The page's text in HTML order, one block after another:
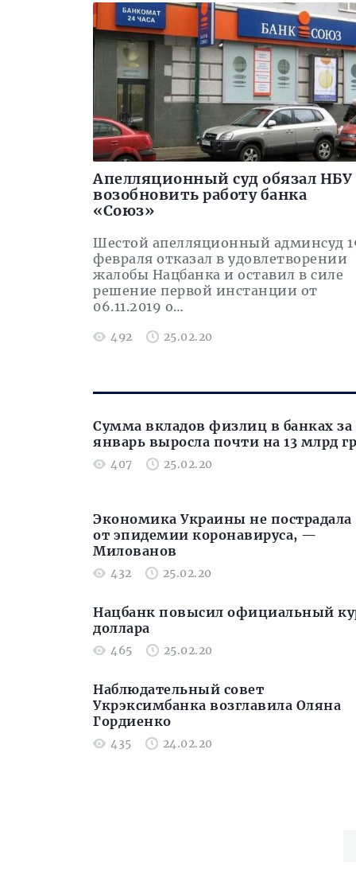
Апелляционный суд обязал НБУ
возобновить работу банка
«Союз»
Шестой апелляционный админсуд
февраля отказал в удовлетворении
жалобы Нацбанка и оставил в силе
решение первой инстанции от
06.11.2019 о…
492 25.02.20
Cумма вкладов физлиц в банках за
январь выросла почти на 13 млрд
407 25.02.20
Экономика Украины не пострадала
от эпидемии коронавируса, —
Милованов
432 25.02.20
Нацбанк повысил официальный
доллара
465 25.02.20
Наблюдательный совет
Укрэксимбанка возглавила Оляна
Гордиенко
435 24.02.20